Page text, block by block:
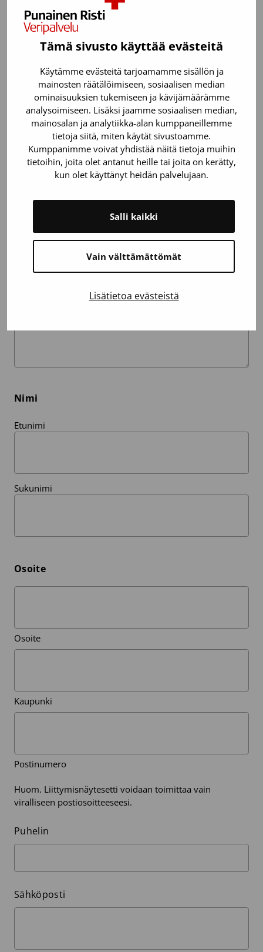
Tämä sivusto käyttää evästeitä
Käytämme evästeitä tarjoamamme sisällön ja
mainosten räätälöimiseen, sosiaalisen median
ominaisuuksien tukemiseen ja kävijämäärämme
analysoimiseen. Lisäksi jaamme sosiaalisen median,
mainosalan ja analytiikka-alan kumppaneillemme
tietoja siitä, miten käytät sivustoamme.
Kumppanimme voivat yhdistää näitä tietoja muihin
tietoihin, joita olet antanut heille tai joita on kerätty,
kun olet käyttänyt heidän palvelujaan.
Vain välttämättömät
Salli kaikki
Lisätietoa evästeistä
* " näyttää pakolliset kentät
Asiani koskee
En ole saanut liittymisnäytesettiä
Liittymisnäytesetti on hävinnyt tai mennyt rikki
Tarvitsen apua liittymisnäytteiden ottamisessa tai
lähettämisessä
Nimi
Etunimi
Sukunimi
Osoite
Osoite
Kaupunki
Postinumero
Huom. Liittymisnäytesetti voidaan toimittaa vain
viralliseen postiosoitteeseesi.
Puhelin
Sähköposti